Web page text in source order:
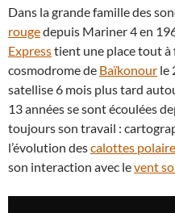
Dans la grande famille des
rougedepuis Mariner 4 en
Expresstient une place tout à
cosmodrome de Baïkonour le
satellise 6 mois plus tard
13 années se sont écoulées
toujours son travail :
l’évolution descalottes
son interaction avec levent